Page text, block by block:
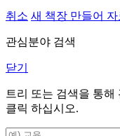
취소 새 책장 만들어 자
관심분야 검색
닫기
트리 또는 검색을 통
클릭 하십시오.